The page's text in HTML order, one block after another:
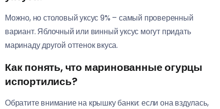
Можно, но столовый уксус 9% – самый проверенный
вариант. Яблочный или винный уксус могут придать
маринаду другой оттенок вкуса.
Как понять, что маринованные огурцы
испортились?
Обратите внимание на крышку банки: если она вздулась,